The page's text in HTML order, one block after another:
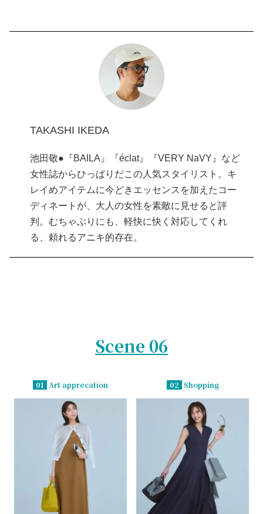
TAKASHI IKEDA
池田敬●『BAILA』『éclat』『VERY NaVY』など
女性誌からひっぱりだこの人気スタイリスト。キ
レイめアイテムに今どきエッセンスを加えたコー
ディネートが、大人の女性を素敵に見せると評
判。むちゃぶりにも、軽快に快く対応してくれ
る、頼れるアニキ的存在。
Scene 06
01 Art apprecation 02 Shopping